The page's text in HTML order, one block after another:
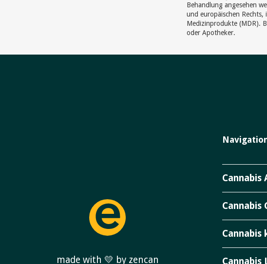
Behandlung angesehen
und europäischen
Medizinprodukte (MDR).
oder Apotheker.
made with 💛 by zencan
Cannabis
Cannabis
Cannabis
Cannabis